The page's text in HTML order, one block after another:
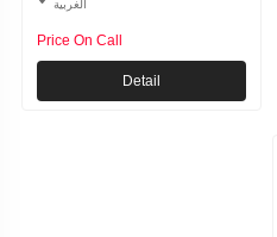
الغربية
Price On Call
Detail